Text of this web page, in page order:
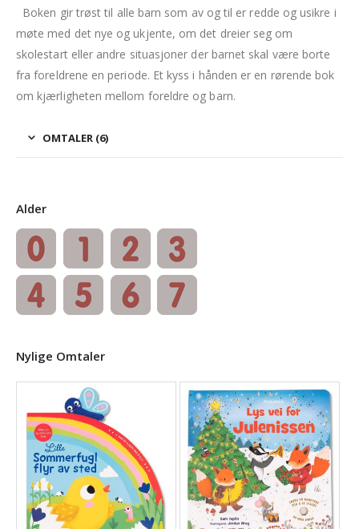
Boken gir trøst til alle barn som av og til er redde og usikre i
møte med det nye og ukjente, om det dreier seg om
skolestart eller andre situasjoner der barnet skal være borte
fra foreldrene en periode. Et kyss i hånden er en rørende bok
om kjærligheten mellom foreldre og barn.
OMTALER (6)
Alder
Nylige Omtaler